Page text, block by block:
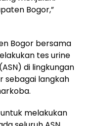
Bogor,”
Bogor bersama
tes urine
di lingkungan
sebagai langkah
melakukan